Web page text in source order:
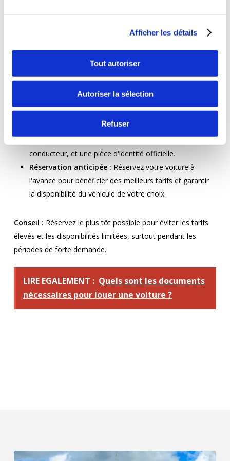
Afficher les détails
Tout autoriser
Autoriser la sélection
Refuser
5. Préparation et
réservation
Documents requis :Assurez-vous de disposer de tous
les documents nécessaires, tels qu’un permis de
conducteur, et une pièce d'identité officielle.
Réservation anticipée : Réservez votre voiture à
l'avance pour bénéficier des meilleurs tarifs et garantir
la disponibilité du véhicule de votre choix.
Conseil : Réservez le plus tôt possible pour éviter les tarifs
élevés et les disponibilités limitées, surtout pendant les
périodes de forte demande.
LIRE EGALEMENT : Quels sont les documents
nécessaires pour louer une voiture ?
Sites